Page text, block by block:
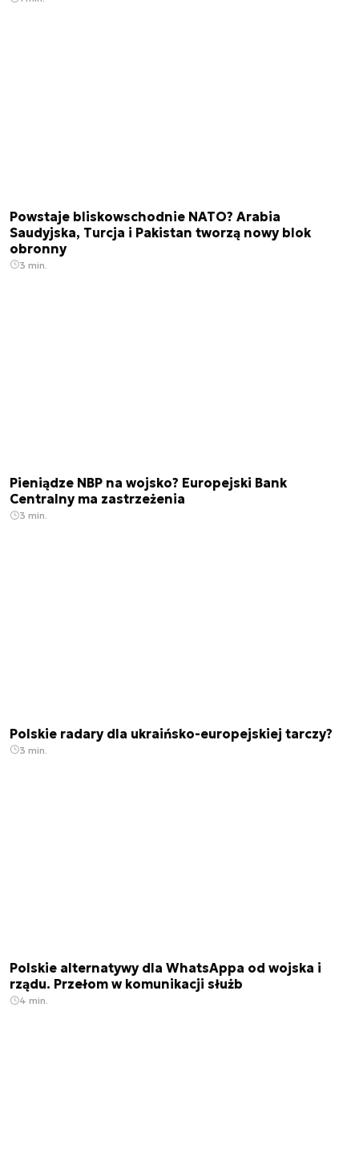
Powstaje bliskowschodnie NATO? Arabia
Saudyjska, Turcja i Pakistan tworzą nowy blok
obronny
3 min.
Pieniądze NBP na wojsko? Europejski Bank
Centralny ma zastrzeżenia
3 min.
Polskie radary dla ukraińsko-europejskiej tarczy?
3 min.
Polskie alternatywy dla WhatsAppa od wojska i
rządu. Przełom w komunikacji służb
4 min.